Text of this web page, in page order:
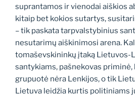
suprantamos ir vienodai aiškios
kitaip bet kokios sutartys,
– tik paskata tarpvalstybinius
nesutarimų aiškinimosi arena.
tomaševskininkų įtaką Lietuvos-
santykiams, pašnekovas priminė,
grupuotė nėra Lenkijos, o tik
Lietuva leidžia kurtis politiniams